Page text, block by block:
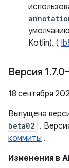
Kotlin). (
Версия 1.7.
18 сентября
Выпущена
beta02 .
коммиты .
Изменения в